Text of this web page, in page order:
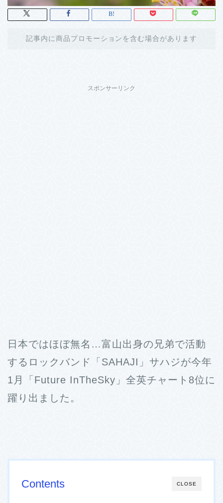
記事内に商品プロモーションを含む場合があります
スポンサーリンク
日本ではほぼ無名…富山出身の兄弟で活動
するロックバンド「SAHAJI」サハジが今年
1月「Future InTheSky」全英チャート8位に
躍り出ました。
CLOSE
Contents